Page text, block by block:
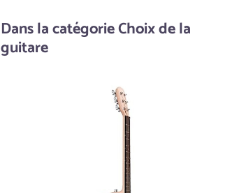
Dans la catégorie Choix de la
guitare